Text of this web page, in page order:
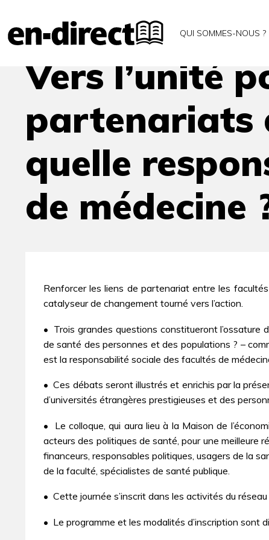
QUI SOMMES-NOUS ?
Archives Vers l’unité pour la santé.
Vers l’unité
partenariats
quelle
de médecine
Renforcer les liens de partenariat entre les
catalyseur de changement tourné vers l’action.
• Trois grandes questions constitueront l’ossature
de santé des personnes et des populations ? –
est la responsabilité sociale des facultés de
• Ces débats seront illustrés et enrichis par la
d’universités étrangères prestigieuses et des
• Le colloque, qui aura lieu à la Maison de
acteurs des politiques de santé, pour une meilleure
financeurs, responsables politiques, usagers de la
de la faculté, spécialistes de santé publique.
• Cette journée s’inscrit dans les activités du
• Le programme et les modalités d’inscription sont